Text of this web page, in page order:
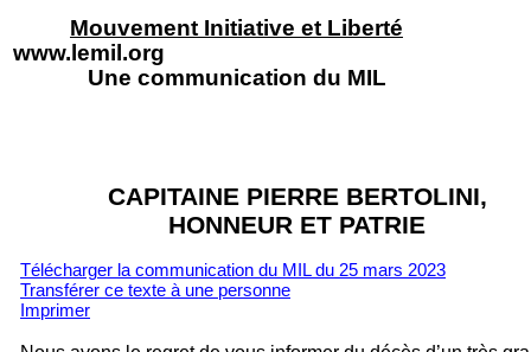
Mouvement Initiative et Liberté
www.lemil.org
Une communication du MIL
CAPITAINE PIERRE BERTOLINI,
HONNEUR ET PATRIE
Télécharger la communication du MIL du 25 mars 2023
Transférer ce texte à une personne
Imprimer